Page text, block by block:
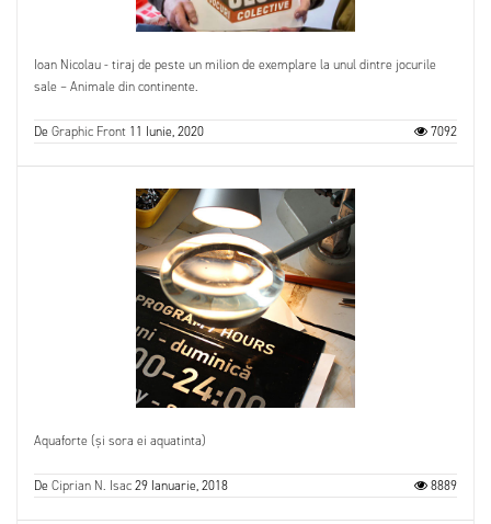
Ioan Nicolau - tiraj de peste un milion de exemplare la unul dintre jocurile
sale – Animale din continente.
DeGraphic Front 11 Iunie, 2020 7092
Aquaforte (și sora ei aquatinta)
DeCiprian N. Isac29 Ianuarie, 2018 8889